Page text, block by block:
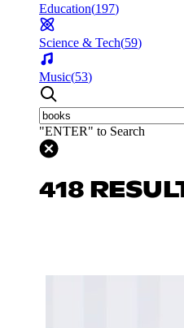
Education(197)
Science & Tech(59)
Music(53)
"ENTER" to Search
418